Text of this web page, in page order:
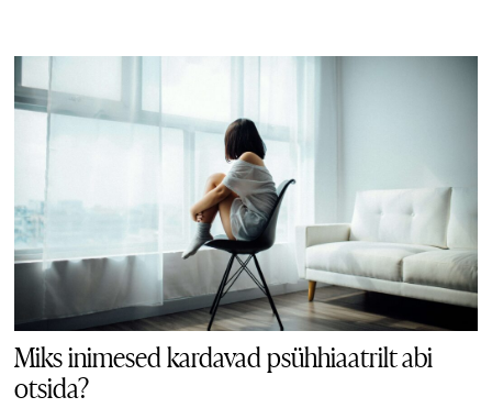
Miks inimesed kardavad psühhiaatrilt abi
otsida?